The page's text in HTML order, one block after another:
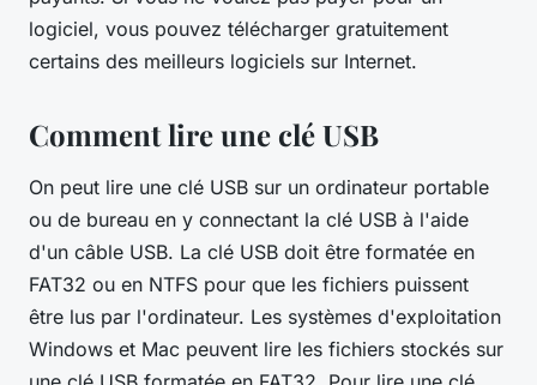
logiciel, vous pouvez télécharger gratuitement
certains des meilleurs logiciels sur Internet.
Comment lire une clé USB
On peut lire une clé USB sur un ordinateur portable
ou de bureau en y connectant la clé USB à l'aide
d'un câble USB. La clé USB doit être formatée en
FAT32 ou en NTFS pour que les fichiers puissent
être lus par l'ordinateur. Les systèmes d'exploitation
Windows et Mac peuvent lire les fichiers stockés sur